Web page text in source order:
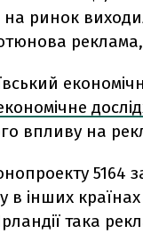
ринок
впливу на
5164
в інших країнах
така